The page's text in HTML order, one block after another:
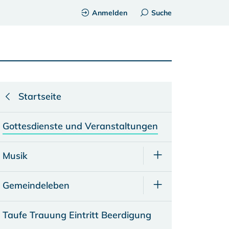
Anmelden Suche
Startseite
Gottesdienste und Veranstaltungen
Musik
Gemeindeleben
Taufe Trauung Eintritt Beerdigung